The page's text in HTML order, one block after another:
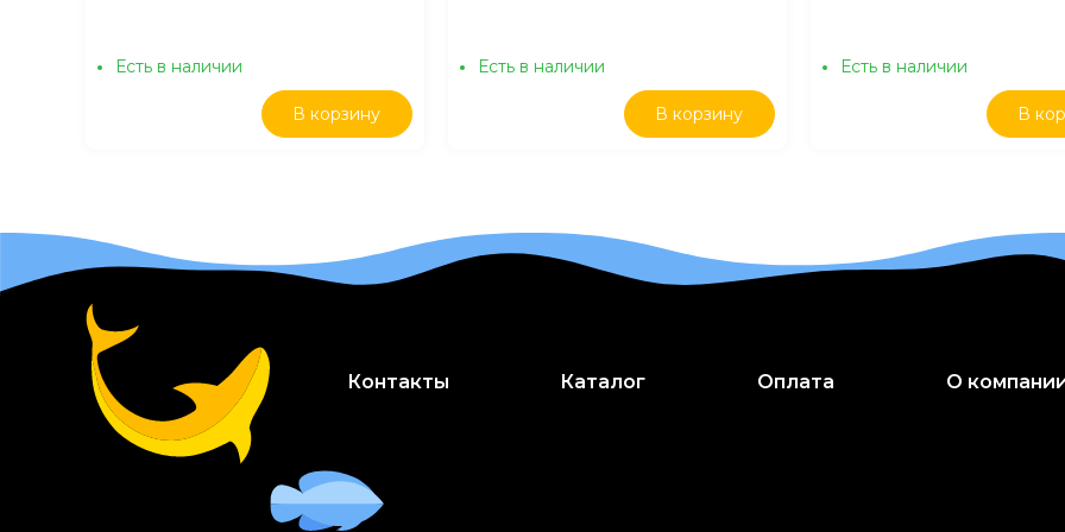
Есть в наличии
В корзину
Есть в наличии
В корзину
Есть в наличии
В
Контакты Каталог Оплата О